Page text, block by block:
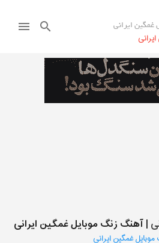
غمگین ایرانی search
menu
| آهنگ زنگ موبایل غمگین ایرانی
غمگین ایرانی